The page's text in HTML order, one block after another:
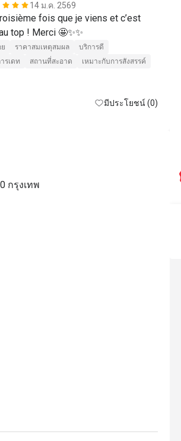
14 ม.ค. 2569
fois que je viens et c’est
top ! Merci 🤩✨✨
ราคาสมเหตุสมผล
บริการดี
รเดท
สถานที่สะอาด เหมาะกับการสังสรรค์
มีประโยชน์ (0)
กรุงเทพ